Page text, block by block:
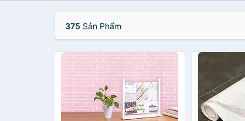
375 Sản Phẩm